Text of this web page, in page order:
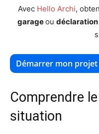
Avec Hello Archi,
garageou
Démarrer mon projet
Comprendre
situation